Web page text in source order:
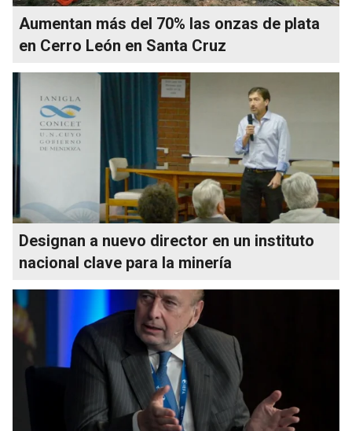
Aumentan más del 70% las onzas de plata
en Cerro León en Santa Cruz
Designan a nuevo director en un instituto
nacional clave para la minería